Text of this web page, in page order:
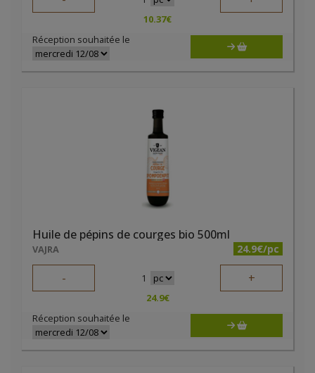
10.37€
Réception souhaitée le
Huile de pépins de courges bio 500ml
VAJRA 24.9€/pc
- 1 +
24.9€
Réception souhaitée le